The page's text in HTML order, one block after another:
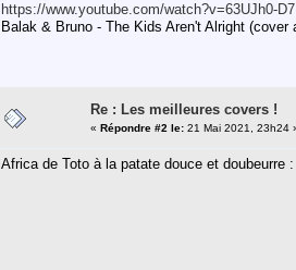
https://www.youtube.com/watch?v=63UJh0-
Balak & Bruno - The Kids Aren't Alright (cover
Re : Les meilleures covers !
« Répondre #2 le: 21 Mai 2021, 23h24
Africa de Toto à la patate douce et doubeurre